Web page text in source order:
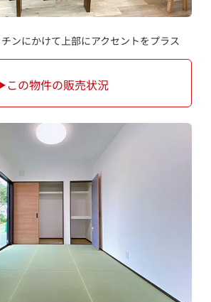
ンにかけて上部にアクセントをプラス
この物件の販売状況